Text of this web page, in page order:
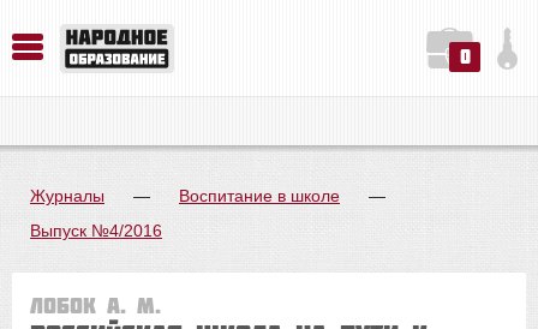
0
Журналы — Воспитание в школе
—
Выпуск №4/2016
Лобок А. М.